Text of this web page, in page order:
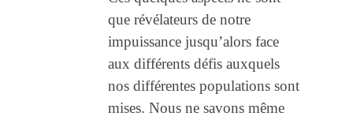
que révélateurs de notre
impuissance jusqu’alors face
aux différents défis auxquels
nos différentes populations sont
mises. Nous ne savons même